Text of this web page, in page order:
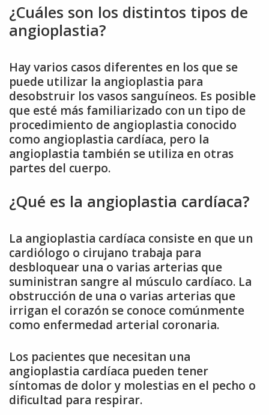
¿Cuáles son los distintos tipos de
angioplastia?
Hay varios casos diferentes en los que se
puede utilizar la angioplastia para
desobstruir los vasos sanguíneos. Es posible
que esté más familiarizado con un tipo de
procedimiento de angioplastia conocido
como angioplastia cardíaca, pero la
angioplastia también se utiliza en otras
partes del cuerpo.
¿Qué es la angioplastia cardíaca?
La angioplastia cardíaca consiste en que un
cardiólogo o cirujano trabaja para
desbloquear una o varias arterias que
suministran sangre al músculo cardíaco. La
obstrucción de una o varias arterias que
irrigan el corazón se conoce comúnmente
como enfermedad arterial coronaria.
Los pacientes que necesitan una
angioplastia cardíaca pueden tener
síntomas de dolor y molestias en el pecho o
dificultad para respirar.